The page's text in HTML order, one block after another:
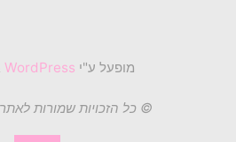
מופעל ע"י WordPress
© כל הזכויות שמורות לאתר Bake & Mor